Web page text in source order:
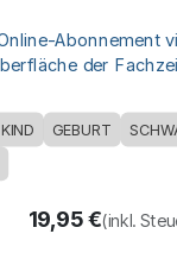
Abonnement
der
KIND GEBURT
19,95€(inkl.